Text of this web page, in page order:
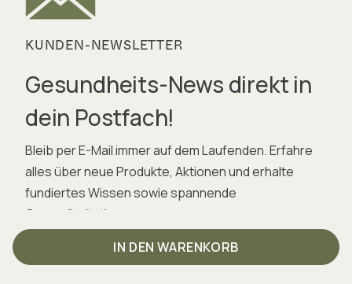
IN DEN WARENKORB
KUNDEN-NEWSLETTER
Gesundheits-News direkt in
dein Postfach!
Bleib per E-Mail immer auf dem Laufenden. Erfahre
alles über neue Produkte, Aktionen und erhalte
fundiertes Wissen sowie spannende
Gesundheitstipps.
fundiertes Wissen & Tipps für deine Gesundheit